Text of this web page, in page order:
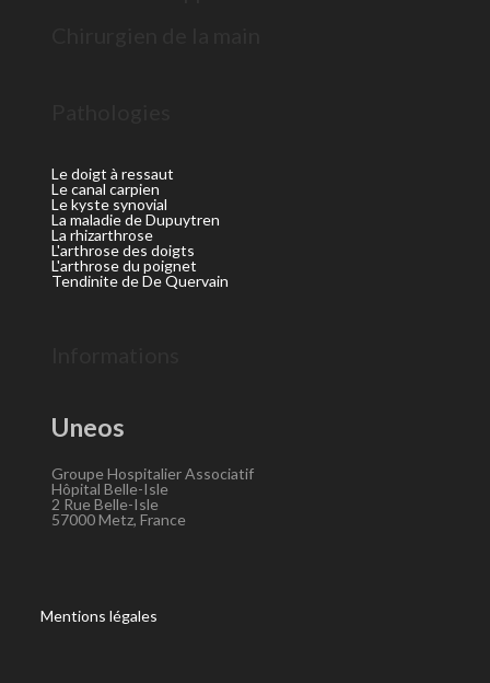
Le doigt à ressaut
Le canal carpien
Le kyste synovial
La maladie de Dupuytren
La rhizarthrose
L'arthrose des doigts
L'arthrose du poignet
Tendinite de De Quervain
Uneos
Groupe Hospitalier Associatif
Hôpital Belle-Isle
2 Rue Belle-Isle
57000 Metz, France
Mentions légales